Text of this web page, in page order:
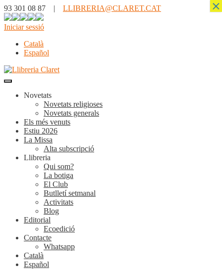
93 301 08 87 | LLIBRERIA@CLARET.CAT
Iniciar sessió
Català
Español
Novetats
Novetats religioses
Novetats generals
Els més venuts
Estiu 2026
La Missa
Alta subscripció
Llibreria
Qui som?
La botiga
El Club
Butlletí setmanal
Activitats
Blog
Editorial
Ecoedició
Contacte
Whatsapp
Català
Español
×